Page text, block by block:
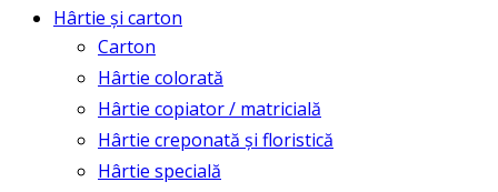
Hârtie și carton
Carton
Hârtie colorată
Hârtie copiator / matricială
Hârtie creponată și floristică
Hârtie specială